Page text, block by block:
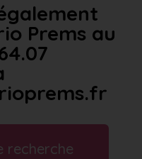
Prems au
recherche